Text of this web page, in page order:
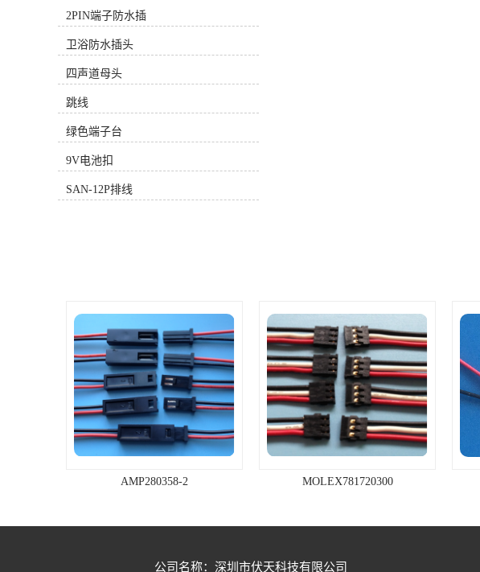
池插头线、动力线、采集线、拖链
线、折弯线、跳线、电动车线束、汽
车线束等。公司厂房面积2000余平方
米，园林式的厂区。我司配备了目前
行业中较先进的集裁线-铆端-沾锡-插
壳于一体的高精全自动化设备、全自
动点胶机、全自动电脑碰焊机、成型
元、线序识别仪、拉力试验机等多种
质量检测设备。公司拥有一批高素质
专业技术和管理人员，以及训练有素
的员工队伍，推行并通过ISO9001：
2015质量管理体系和IATF16949汽车
产品，帮助增加其产品在市场的竞争
力。公司一直秉承着“诚信为本，客户
至上”的经营理念，本着“质量第一，
信誉第一，真诚服务，灵活经营，追
求**”的企业宗旨，欢迎各界朋友莅临
参观、指导和业务洽谈。
2PIN端子防水插
卫浴防水插头
四声道母头
跳线
绿色端子台
9V电池扣
SAN-12P排线
AMP280358-2 MOLEX781720300
公司名称：深圳市伏天科技有限公司